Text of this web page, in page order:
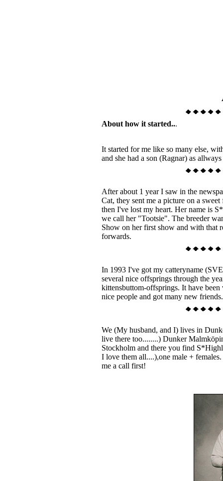
About how it started...
It started for me like so many else,
and she had a son (Ragnar) as
After about 1 year I saw in the
Cat, they sent me a picture on a
then I've lost my heart. Her name is
we call her "Tootsie". The breeder
Show on her first show and with that
forwards.
In 1993 I've got my catteryname
several nice offsprings through the
kittensbuttom-offsprings. It have
nice people and got many new friends.
We (My husband, and I) lives in
live there too........) Dunker
Stockholm and there you find
I love them all....),one male +
me a call first!